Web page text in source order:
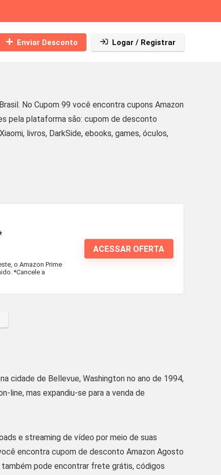
Enviar Desconto Logar / Registrar
No Cupom 99 você encontra cupons Amazon
pela plataforma são: cupom de desconto
livros, DarkSide, ebooks, games, óculos,
o Amazon Prime
*Cancele a
ACESSAR OFERTA
cidade de Bellevue, Washington no ano de 1994,
line, mas expandiu-se para a venda de
e streaming de vídeo por meio de suas
encontra cupom de desconto Amazon Agosto
também pode encontrar frete grátis, códigos